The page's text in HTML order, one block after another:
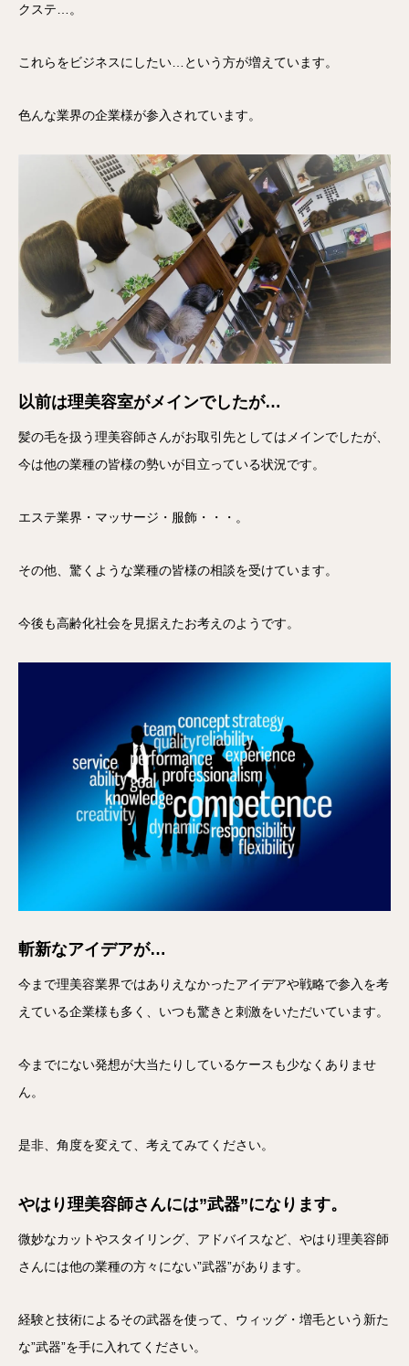
クステ…。
これらをビジネスにしたい…という方が増えています。
色んな業界の企業様が参入されています。
以前は理美容室がメインでしたが…
髪の毛を扱う理美容師さんがお取引先としてはメインでしたが、
今は他の業種の皆様の勢いが目立っている状況です。
エステ業界・マッサージ・服飾・・・。
その他、驚くような業種の皆様の相談を受けています。
今後も高齢化社会を見据えたお考えのようです。
斬新なアイデアが…
今まで理美容業界ではありえなかったアイデアや戦略で参入を考
えている企業様も多く、いつも驚きと刺激をいただいています。
今までにない発想が大当たりしているケースも少なくありませ
ん。
是非、角度を変えて、考えてみてください。
やはり理美容師さんには”武器”になります。
微妙なカットやスタイリング、アドバイスなど、やはり理美容師
さんには他の業種の方々にない”武器”があります。
経験と技術によるその武器を使って、ウィッグ・増毛という新た
な”武器”を手に入れてください。